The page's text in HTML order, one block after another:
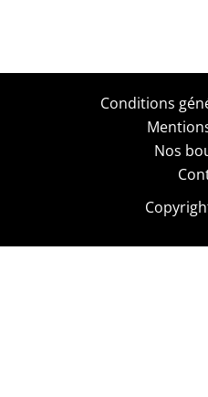
Conditions
Nos